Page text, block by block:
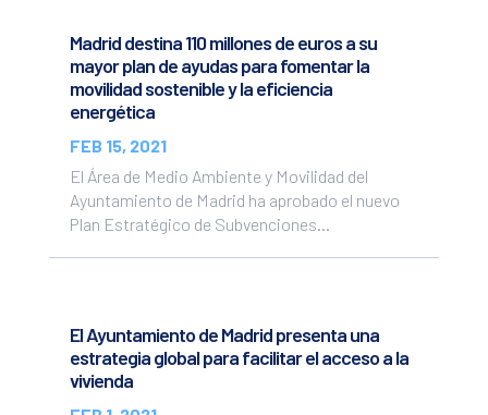
Madrid destina 110 millones de euros a su
mayor plan de ayudas para fomentar la
movilidad sostenible y la eficiencia
energética
FEB 15, 2021
El Área de Medio Ambiente y Movilidad del
Ayuntamiento de Madrid ha aprobado el nuevo
Plan Estratégico de Subvenciones...
El Ayuntamiento de Madrid presenta una
estrategia global para facilitar el acceso a la
vivienda